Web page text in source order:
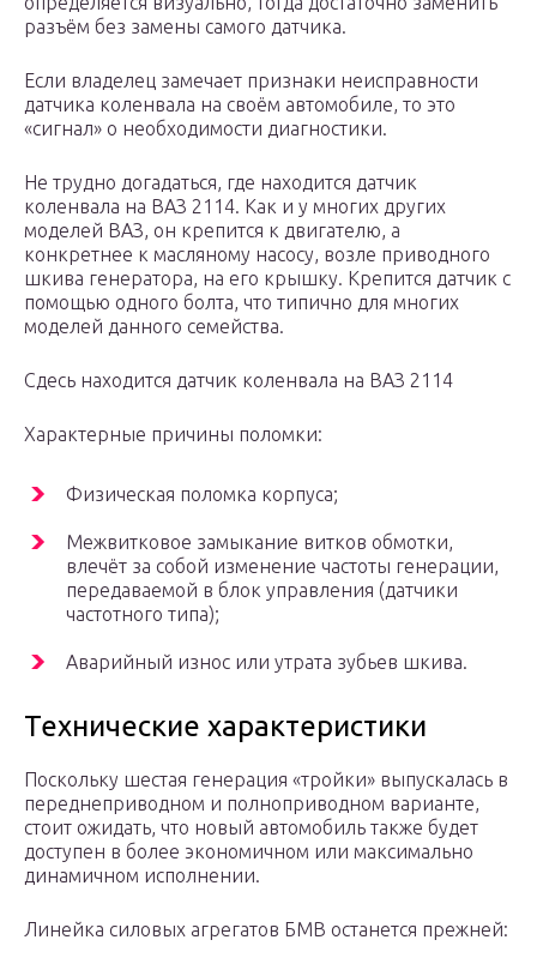
разъём без замены самого датчика.
Если владелец замечает признаки неисправности
датчика коленвала на своём автомобиле, то это
«сигнал» о необходимости диагностики.
Не трудно догадаться, где находится датчик
коленвала на ВАЗ 2114. Как и у многих других
моделей ВАЗ, он крепится к двигателю, а
конкретнее к масляному насосу, возле приводного
шкива генератора, на его крышку. Крепится датчик с
помощью одного болта, что типично для многих
моделей данного семейства.
Сдесь находится датчик коленвала на ВАЗ 2114
Характерные причины поломки:
Физическая поломка корпуса;
Межвитковое замыкание витков обмотки,
влечёт за собой изменение частоты генерации,
передаваемой в блок управления (датчики
частотного типа);
Аварийный износ или утрата зубьев шкива.
Технические характеристики
Поскольку шестая генерация «тройки» выпускалась в
переднеприводном и полноприводном варианте,
стоит ожидать, что новый автомобиль также будет
доступен в более экономичном или максимально
динамичном исполнении.
Линейка силовых агрегатов БМВ останется прежней: